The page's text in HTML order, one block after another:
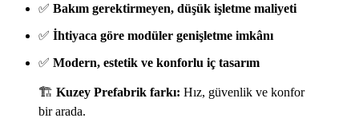
✅ Bakım gerektirmeyen, düşük işletme maliyeti
✅ İhtiyaca göre modüler genişletme imkânı
✅ Modern, estetik ve konforlu iç tasarım
🏗️ Kuzey Prefabrik farkı: Hız, güvenlik ve konfor
bir arada.